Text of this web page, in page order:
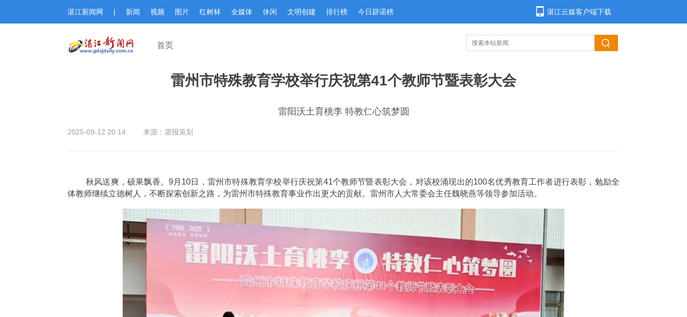
湛江新闻网 | 新闻 视频 图片 红树林 全媒体 休闲 文明创建 排行榜 今日辟谣榜 湛江云媒客户端下载
首页
雷阳沃土育桃李 特教仁心筑梦圆
2025-09-12 20:14 来源：湛报策划
秋风送爽，硕果飘香。9月10日，雷州市特殊教育学校举行庆祝第41个教师节暨表彰大会，对该校涌现出的100名优秀教育工作者进行表彰，勉励全
体教师继续立德树人，不断探索创新之路，为雷州市特殊教育事业作出更大的贡献。雷州市人大常委会主任魏晓燕等领导参加活动。